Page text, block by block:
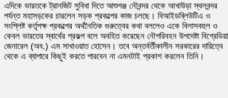
এদিকে ভারতকে ট্রানজিট সুবিধা দিতে আশুগঞ্জ নৌবন্দর থেকে আখাউড়া স্থলবন্দর
পর্যন্ত মহাসড়কের চারলেন সড়ক প্রকল্পের কাজ চলছে। বিআইডব্লিউটিএ ও
সংশ্লিষ্ট কর্তৃপক্ষ প্রকল্পের অর্থনৈতিক গুরুত্বের কথা বললেও একে বিলাসবহুল ও
কেবল ভারতের স্বার্থের প্রকল্প বলে অবহিত করেছেন নৌপরিবহন উপদেষ্টা
জেনারেল (অব.) এম সাখাওয়াত হোসেন। তবে অন্তর্বর্তীকালীন সরকারের দায়িত্বে
থেকে এ ব্যাপারে কিছুই করতে পারবেন না এমনটাই প্রকাশ করলেন তিনি।